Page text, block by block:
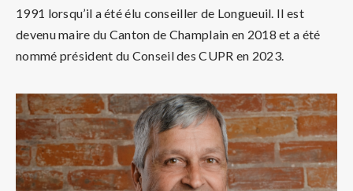
1991 lorsqu’il a été élu conseiller de Longueuil. Il est
devenu maire du Canton de Champlain en 2018 et a été
nommé président du Conseil des CUPR en 2023.